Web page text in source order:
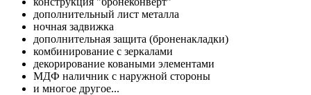
дополнительный лист металла
ночная задвижка
дополнительная защита (броненакладки)
комбинирование с зеркалами
декорирование коваными элементами
МДФ наличник с наружной стороны
и многое другое...